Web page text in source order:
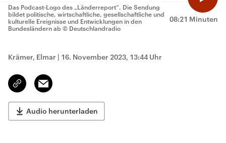
08:21 Minuten
Das Podcast-Logo des „Länderreport“. Die Sendung
bildet politische, wirtschaftliche, gesellschaftliche und
kulturelle Ereignisse und Entwicklungen in den
Bundesländern ab © Deutschlandradio
Krämer, Elmar | 16. November 2023, 13:44 Uhr
Link
kopieren/teilen
Email
Audio herunterladen